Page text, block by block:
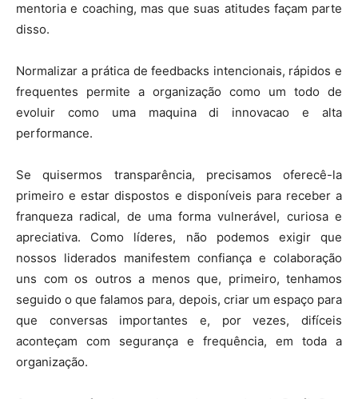
mentoria e coaching, mas que suas atitudes façam parte
disso.
Normalizar a prática de feedbacks intencionais, rápidos e
frequentes permite a organização como um todo de
evoluir como uma maquina di innovacao e alta
performance.
Se quisermos transparência, precisamos oferecê-la
primeiro e estar dispostos e disponíveis para receber a
franqueza radical, de uma forma vulnerável, curiosa e
apreciativa. Como líderes, não podemos exigir que
nossos liderados manifestem confiança e colaboração
uns com os outros a menos que, primeiro, tenhamos
seguido o que falamos para, depois, criar um espaço para
que conversas importantes e, por vezes, difíceis
aconteçam com segurança e frequência, em toda a
organização.